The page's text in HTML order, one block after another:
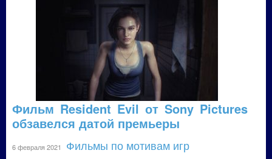
Фильм Resident Evil от Sony Pictures
обзавелся датой премьеры
6 февраля 2021 Фильмы по мотивам игр